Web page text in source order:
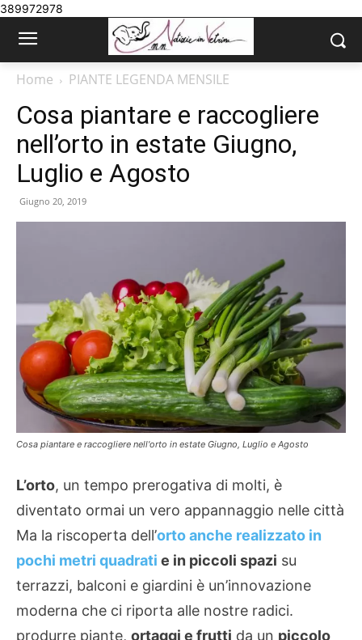
389972978
Home PIANTE LEGENDA MENSILE
Cosa piantare e raccogliere
nell’orto in estate Giugno,
Luglio e Agosto
Giugno 20, 2019
Cosa piantare e raccogliere nell'orto in estate Giugno, Luglio e Agosto
L’orto, un tempo prerogativa di molti, è
diventato ormai un vero appannaggio nelle città
Ma la riscoperta dell’orto anche realizzato in
pochi metri quadrati e in piccoli spazi su
terrazzi, balconi e giardini è un’innovazione
moderna che ci riporta alle nostre radici.
produrre piante, ortaggi e frutti da un piccolo